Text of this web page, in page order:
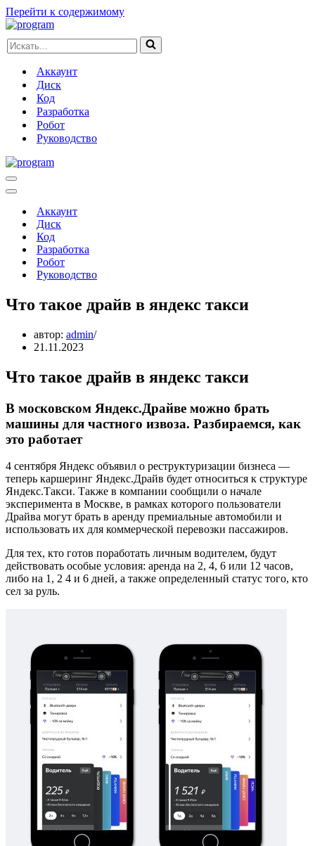
Перейти к содержимому
Искать...
Аккаунт
Диск
Код
Разработка
Робот
Руководство
Меню
навигации
Меню
навигацииАккаунт
Диск
Код
Разработка
Робот
Руководство
Что такое драйв в яндекс такси
автор: admin
21.11.2023
Что такое драйв в яндекс такси
В московском Яндекс.Драйве можно брать
машины для частного извоза. Разбираемся, как
это работает
4 сентября Яндекс объявил о реструктуризации бизнеса —
теперь каршеринг Яндекс.Драйв будет относиться к структуре
Яндекс.Такси. Также в компании сообщили о начале
эксперимента в Москве, в рамках которого пользователи
Драйва могут брать в аренду премиальные автомобили и
использовать их для коммерческой перевозки пассажиров.
Для тех, кто готов поработать личным водителем, будут
действовать особые условия: аренда на 2, 4, 6 или 12 часов,
либо на 1, 2 4 и 6 дней, а также определенный статус того, кто
сел за руль.